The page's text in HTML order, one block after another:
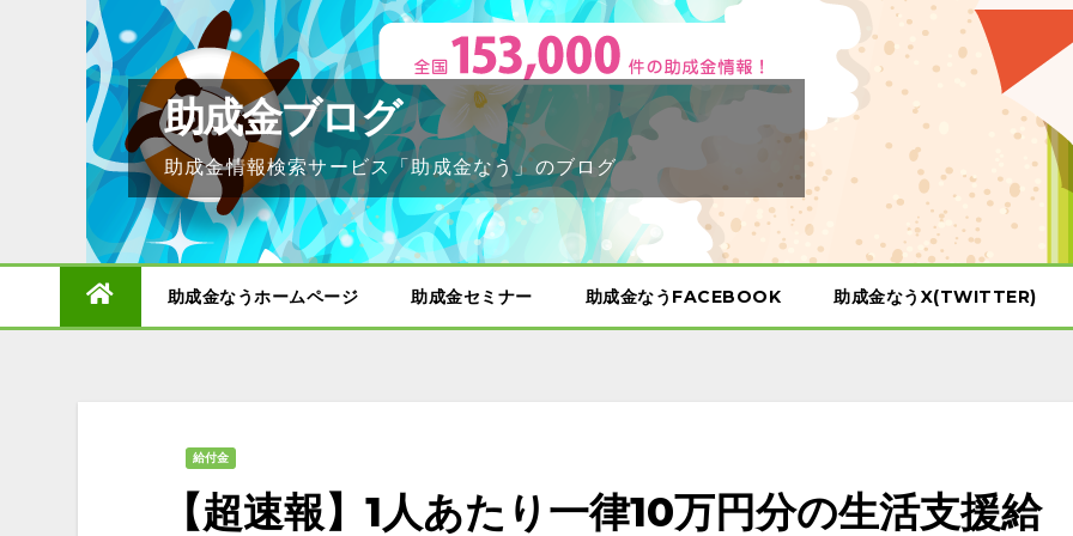
助成金ブログ
助成金情報検索サービス「助成金なう」のブログ
助成金なうホームページ 助成金セミナー 助成金なうFACEBOOK 助成金なうX(TWITTER)
給付金
【超速報】1人あたり一律10万円分の生活支援給